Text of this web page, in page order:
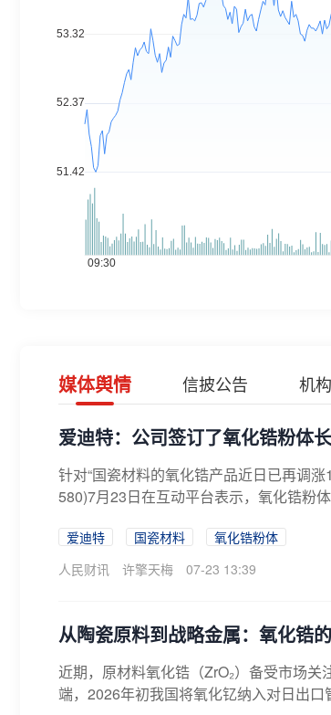
媒体舆情 信披公告 机
爱迪特：公司签订了氧化锆粉体
针对“国瓷材料的氧化锆产品近日已再调
580)7月23日在互动平台表示，氧化锆粉
爱迪特 国瓷材料
氧化锆粉体
人民财讯
许擎天梅 07-23 13:39
从陶瓷原料到战略金属：氧化锆
近期，原材料氧化锆（ZrO₂）备受市场
端，2026年初我国将氧化钇纳入对日出